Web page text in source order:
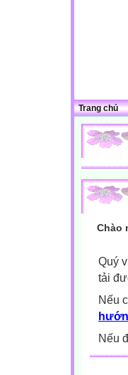
Trang chủ
Chào
Quý
tải
Nếu
Nếu